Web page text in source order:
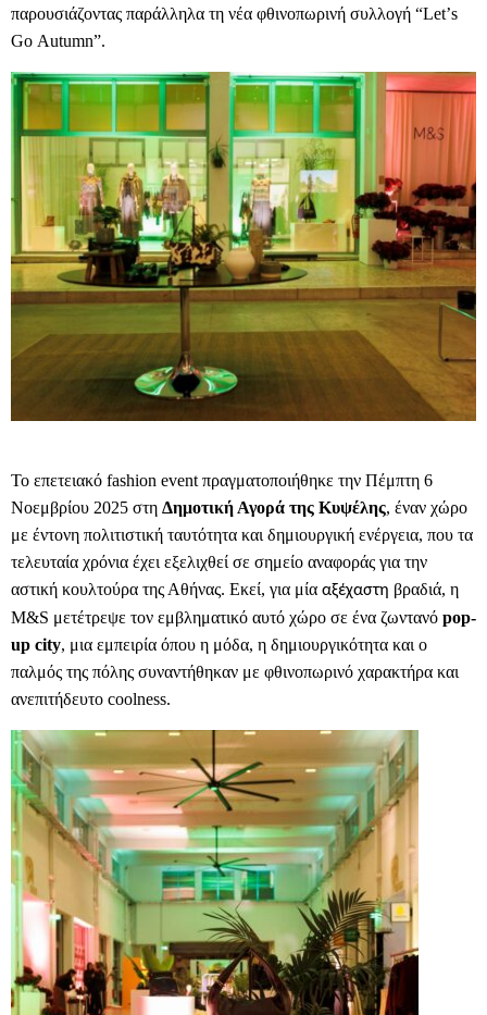
παρουσιάζοντας παράλληλα τη νέα φθινοπωρινή συλλογή “Let’s
Go Autumn”.
Το επετειακό fashion event πραγματοποιήθηκε την Πέμπτη 6
Νοεμβρίου 2025 στη Δημοτική Αγορά της Κυψέλης, έναν χώρο
με έντονη πολιτιστική ταυτότητα και δημιουργική ενέργεια, που τα
τελευταία χρόνια έχει εξελιχθεί σε σημείο αναφοράς για την
αστική κουλτούρα της Αθήνας. Εκεί, για μία αξέχαστη βραδιά, η
M&S μετέτρεψε τον εμβληματικό αυτό χώρο σε ένα ζωντανό pop-
up city, μια εμπειρία όπου η μόδα, η δημιουργικότητα και ο
παλμός της πόλης συναντήθηκαν με φθινοπωρινό χαρακτήρα και
ανεπιτήδευτο coolness.